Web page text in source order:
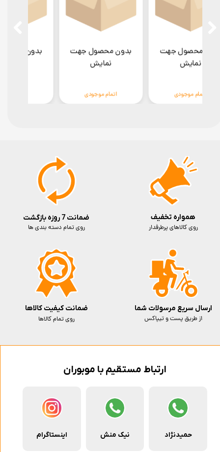
بدون محصول جهت
اتمام موجودی
بدون محصول جهت
اتمام موجودی
ارتباط مستقیم با موبوران
حمیدنژاد نیک منش اینستاگرام
ضمانت 7 روزه بازگشت
روی تمام دسته بندی ها
ارسال سریع مرسولات شما
از طریق پست و تیپاکس
ضمانت کیفیت کالاها
روی تمام کالاها
همواره تخفیف
روی کالاهای پرطرفدار